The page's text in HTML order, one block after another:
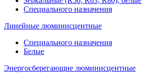
Специального назначения
Линейные люминисцентные
Специального назначения
Белые
Энергосберегающие люминисцентные